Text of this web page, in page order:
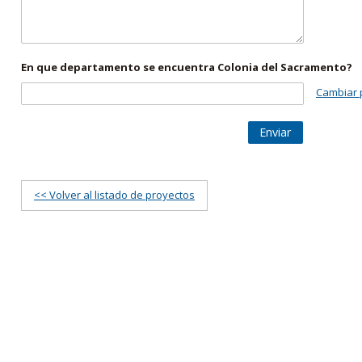
En que departamento se encuentra Colonia del Sacramento?
Cambiar
Enviar
<< Volver al listado de proyectos